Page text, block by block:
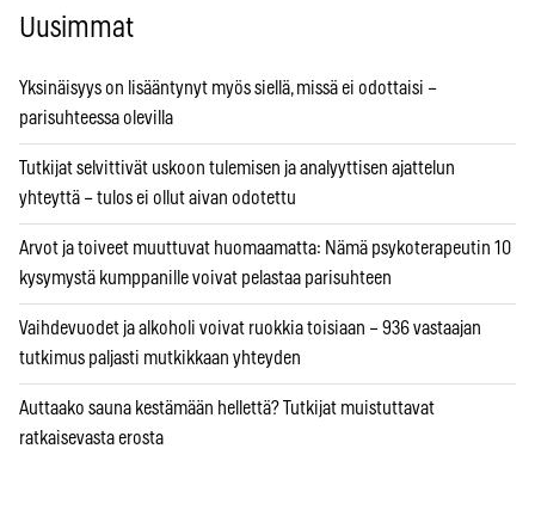
Uusimmat
Yksinäisyys on lisääntynyt myös siellä, missä ei odottaisi –
parisuhteessa olevilla
Tutkijat selvittivät uskoon tulemisen ja analyyttisen ajattelun
yhteyttä – tulos ei ollut aivan odotettu
Arvot ja toiveet muuttuvat huomaamatta: Nämä psykoterapeutin 10
kysymystä kumppanille voivat pelastaa parisuhteen
Vaihdevuodet ja alkoholi voivat ruokkia toisiaan – 936 vastaajan
tutkimus paljasti mutkikkaan yhteyden
Auttaako sauna kestämään hellettä? Tutkijat muistuttavat
ratkaisevasta erosta